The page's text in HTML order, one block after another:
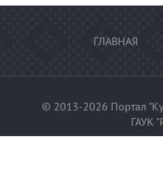
ГЛАВНАЯ
© 2013-2026 Портал
ГАУК